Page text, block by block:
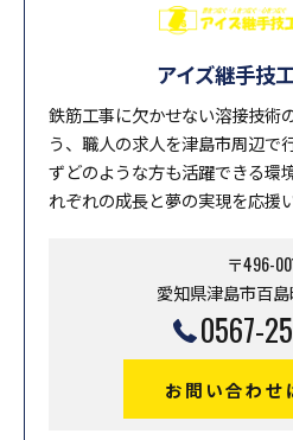
アイズ継手技
鉄筋工事に欠かせない溶接技術
う、職人の求人を津島市周辺で
ずどのような方も活躍できる環
れぞれの成長と夢の実現を応援
〒496-
愛知県津島市百
0567-
お問い合わせ